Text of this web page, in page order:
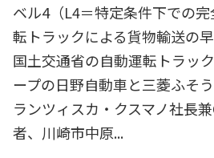
ベル4（L4＝特定条件下での
転トラックによる貨物輸送の
国土交通省の自動運転トラッ
ープの日野自動車と三菱ふそ
ランツィスカ・クスマノ社長
者、川崎市中原...